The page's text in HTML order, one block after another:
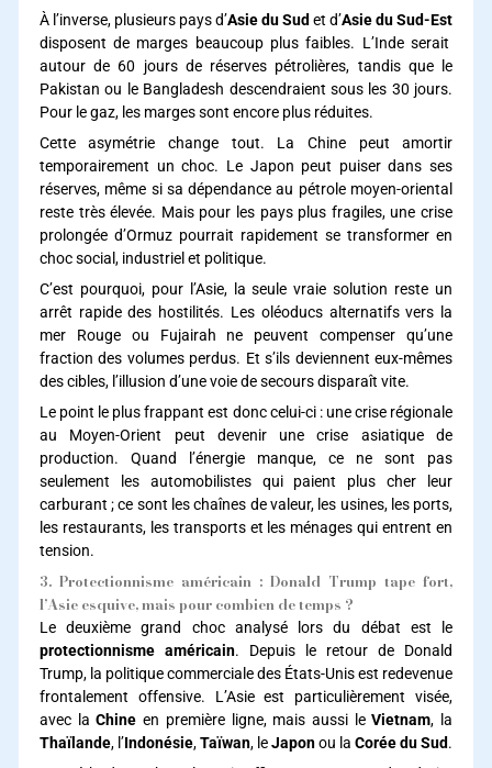
À l’inverse, plusieurs pays d’Asie du Sud et d’Asie du Sud-Est
disposent de marges beaucoup plus faibles. L’Inde serait
autour de 60 jours de réserves pétrolières, tandis que le
Pakistan ou le Bangladesh descendraient sous les 30 jours.
Pour le gaz, les marges sont encore plus réduites.
Cette asymétrie change tout. La Chine peut amortir
temporairement un choc. Le Japon peut puiser dans ses
réserves, même si sa dépendance au pétrole moyen-oriental
reste très élevée. Mais pour les pays plus fragiles, une crise
prolongée d’Ormuz pourrait rapidement se transformer en
choc social, industriel et politique.
C’est pourquoi, pour l’Asie, la seule vraie solution reste un
arrêt rapide des hostilités. Les oléoducs alternatifs vers la
mer Rouge ou Fujairah ne peuvent compenser qu’une
fraction des volumes perdus. Et s’ils deviennent eux-mêmes
des cibles, l’illusion d’une voie de secours disparaît vite.
Le point le plus frappant est donc celui-ci : une crise régionale
au Moyen-Orient peut devenir une crise asiatique de
production. Quand l’énergie manque, ce ne sont pas
seulement les automobilistes qui paient plus cher leur
carburant ; ce sont les chaînes de valeur, les usines, les ports,
les restaurants, les transports et les ménages qui entrent en
tension.
3. Protectionnisme américain : Donald Trump tape fort,
l’Asie esquive, mais pour combien de temps ?
Le deuxième grand choc analysé lors du débat est le
protectionnisme américain. Depuis le retour de Donald
Trump, la politique commerciale des États-Unis est redevenue
frontalement offensive. L’Asie est particulièrement visée,
avec laChine en première ligne, mais aussi leVietnam, la
Thaïlande, l’Indonésie,Taïwan, leJaponou la Corée du Sud.